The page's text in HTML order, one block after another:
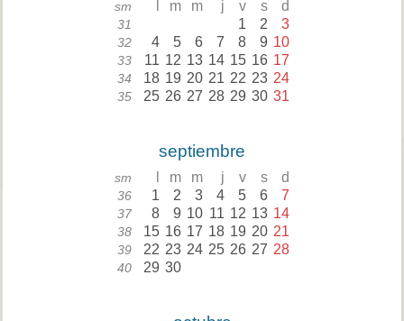
sm m m j v s d
31 1 2 3
32 4 5 6 7 8 9 10
33 11 12 13 14 15 16 17
34 18 19 20 21 22 23 24
35 25 26 27 28 29 30 31
septiembre
sm m m j v s d
36 1 2 3 4 5 6 7
37 8 9 10 11 12 13 14
38 15 16 17 18 19 20 21
39 22 23 24 25 26 27 28
40 29 30